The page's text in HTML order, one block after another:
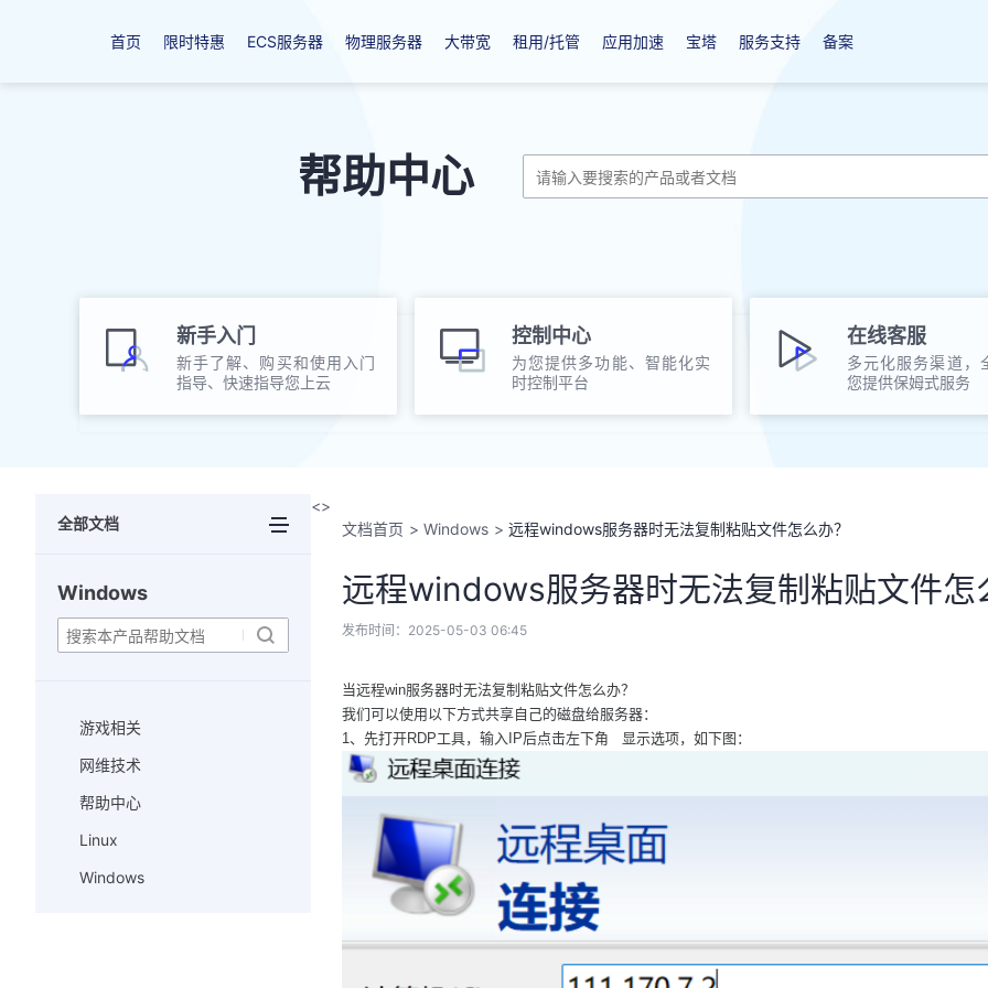
首页 限时特惠 ECS服务器 物理服务器 大带宽 租用/托管 应用加速 宝塔 服务支持 备案
帮助中心
新手入门
新手了解、购买和使用入门
指导、快速指导您上云
控制中心
为您提供多功能、智能化实
时控制平台
在线客服
多元化服务渠道，
您提供保姆式服务
<>
全部文档
Windows
游戏相关
网维技术
帮助中心
Linux
Windows
文档首页 > Windows > 远程windows服务器时无法复制粘贴文件怎么办？
远程windows服务器时无法复制粘贴文件怎
发布时间： 2025-05-03 06:45
当远程win服务器时无法复制粘贴文件怎么办？
我们可以使用以下方式共享自己的磁盘给服务器：
1、先打开RDP工具，输入IP后点击左下角 显示选项，如下图：